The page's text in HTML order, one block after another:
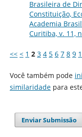
Brasileira de
Constituição,
Academia
Curitiba, v. 11,
<< < 1 2 3 4 5 6 7 8 9
Você também pode
similaridadepara
Enviar Submissão